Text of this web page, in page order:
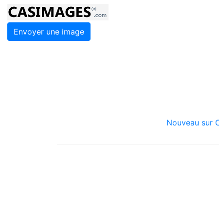
Envoyer une image
Nouveau sur